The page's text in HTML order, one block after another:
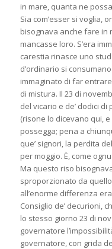
in mare, quanta ne
Sia com’esser si voglia,
bisognava anche fare in
mancasse loro. S’era
carestia rinasce uno
d’ordinario si
immaginato di far
di mistura. Il 23 di
del vicario e de’ dodici
(risone lo dicevano qui,
possegga; pena a
que’ signori, la perdita
per moggio. È, come
Ma questo riso
sproporzionato da
all’enorme differenza
Consiglio de’ decurioni,
lo stesso giorno 23 di
governatore
governatore, con grida